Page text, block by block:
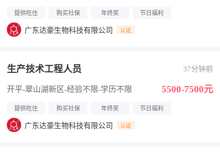
提供吃住 购买社保 年终奖 节日福利
广东达豪生物科技有限公司 认证
生产技术工程人员 37分钟前
开平-翠山湖新区-经验不限-学历不限 5500-7500元
提供吃住 购买社保 年终奖 节日福利
广东达豪生物科技有限公司 认证